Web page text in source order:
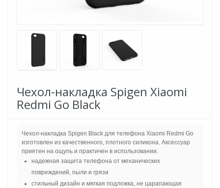
Чехол-накладка Spigen Xiaomi
Redmi Go Black
Чехол-накладка Spigen Black для телефона Xiaomi Redmi Go
изготовлен из качественного, плотного силикона. Аксессуар
приятен на ощупь и практичен в использовании.
надежная защита телефона от механических
повреждений, пыли и грязи
стильный дизайн и мягкая подложка, не царапающая